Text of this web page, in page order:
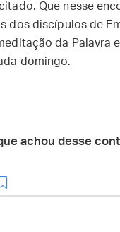
Que nesse
dos discípulos de
da Palavra
domingo.
achou desse